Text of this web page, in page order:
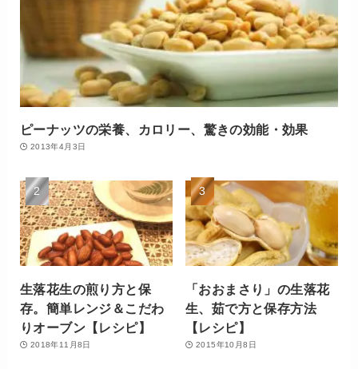
ピーナッツの栄養、カロリー、驚きの効能・効果
2013年4月3日
生落花生の煎り方と保
存。簡単レンジ＆こだわ
りオーブン【レシピ】
2018年11月8日
「おおまさり」の生落花
生、茹で方と保存方法
【レシピ】
2015年10月8日